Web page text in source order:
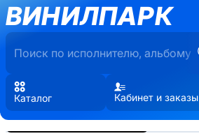
ВИНИЛПАРК
Каталог Кабинет и заказы
Реальные фото пластинки.
Нажмите, чтобы увеличить